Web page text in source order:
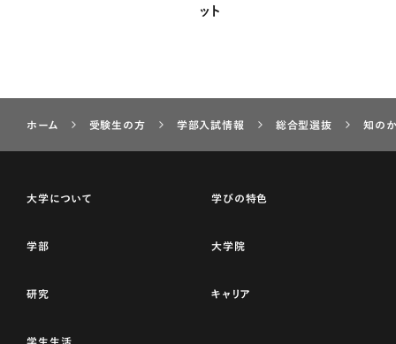
ット
ホーム 受験生の方 学部入試情報 総合型選抜 知の
大学について 学びの特色
学部 大学院
研究 キャリア
学生生活